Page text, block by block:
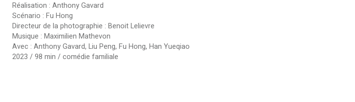
Réalisation : Anthony Gavard
Scénario : Fu Hong
Directeur de la photographie : Benoit Lelievre
Musique : Maximilien Mathevon
Avec : Anthony Gavard, Liu Peng, Fu Hong, Han Yueqiao
2023 / 98 min / comédie familiale